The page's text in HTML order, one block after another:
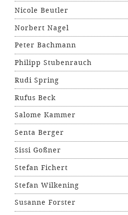
Nicole Beutler
Norbert Nagel
Peter Bachmann
Philipp Stubenrauch
Rudi Spring
Rufus Beck
Salome Kammer
Senta Berger
Sissi Goßner
Stefan Fichert
Stefan Wilkening
Susanne Forster